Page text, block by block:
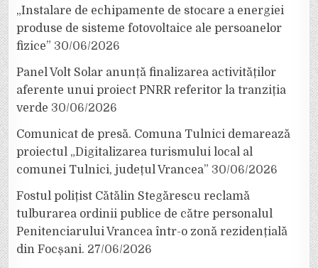
„Instalare de echipamente de stocare a energiei
produse de sisteme fotovoltaice ale persoanelor
fizice” 30/06/2026
Panel Volt Solar anunță finalizarea activităților
aferente unui proiect PNRR referitor la tranziția
verde 30/06/2026
Comunicat de presă. Comuna Tulnici demarează
proiectul „Digitalizarea turismului local al
comunei Tulnici, județul Vrancea” 30/06/2026
Fostul polițist Cătălin Stegărescu reclamă
tulburarea ordinii publice de către personalul
Penitenciarului Vrancea într-o zonă rezidențială
din Focșani. 27/06/2026